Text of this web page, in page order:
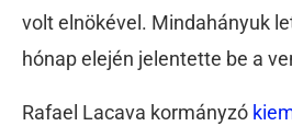
volt elnökével. Mindahányuk
hónap elején jelentette be a
Rafael Lacava kormányzó